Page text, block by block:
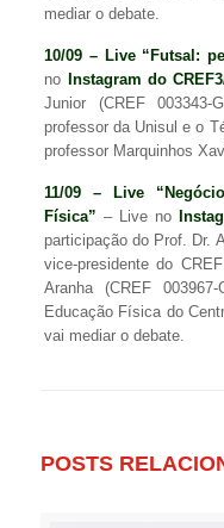
mediar o debate.
10/09 – Live “Futsal:
no
Instagram do
Junior (CREF 003343-
professor da Unisul e o
professor Marquinhos
11/09 – Live
Física” – Live no
participação do Prof. Dr.
vice-presidente do
Aranha (CREF
Educação Física do
vai mediar o debate.
POSTS